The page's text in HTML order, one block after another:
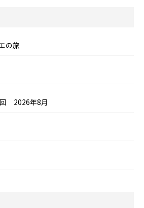
の旅
2026年8月